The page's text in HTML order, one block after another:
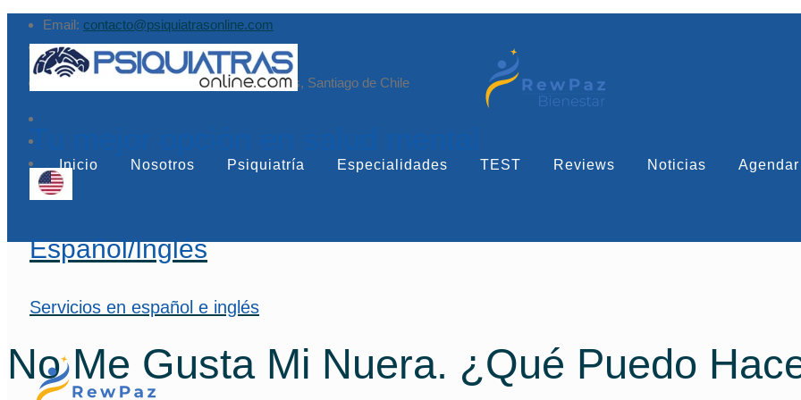
Email: contacto@psiquiatrasonline.com
Augusto Leguía Sur 79, of. 407, Las Condes, Santiago de Chile
Tu mejor opción en salud mental
Español/Inglés
Servicios en español e inglés
Inicio Nosotros Psiquiatría Especialidades TEST Reviews Noticias Agendar
No Me Gusta Mi Nuera. ¿Qué Puedo